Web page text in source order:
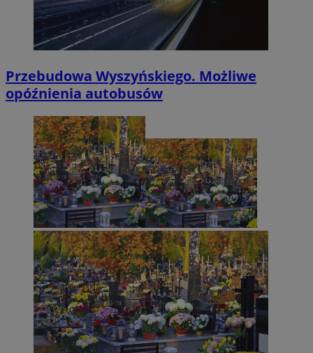
Przebudowa Wyszyńskiego. Możliwe
opóźnienia autobusów